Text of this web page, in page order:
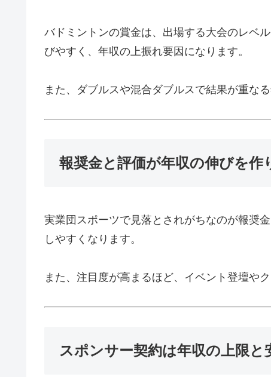
バドミントンの賞金は、出場する大会のレベ
びやすく、年収の上振れ要因になります。
また、ダブルスや混合ダブルスで結果が重な
報奨金と評価が年収の伸びを
実業団スポーツで見落とされがちなのが報奨
しやすくなります。
また、注目度が高まるほど、イベント登壇や
スポンサー契約は年収の上限と